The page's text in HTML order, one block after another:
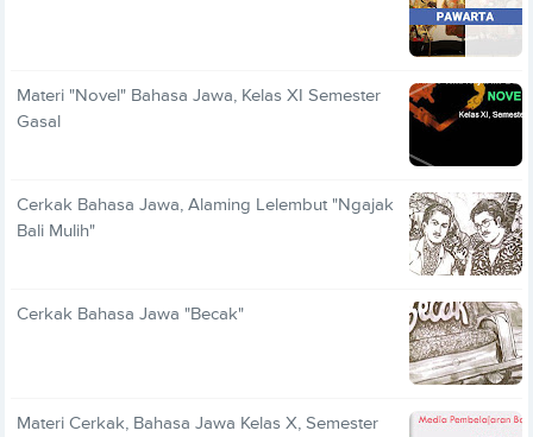
Materi "Novel" Bahasa Jawa, Kelas XI Semester
Gasal
Cerkak Bahasa Jawa, Alaming Lelembut "Ngajak
Bali Mulih"
Cerkak Bahasa Jawa "Becak"
Materi Cerkak, Bahasa Jawa Kelas X, Semester